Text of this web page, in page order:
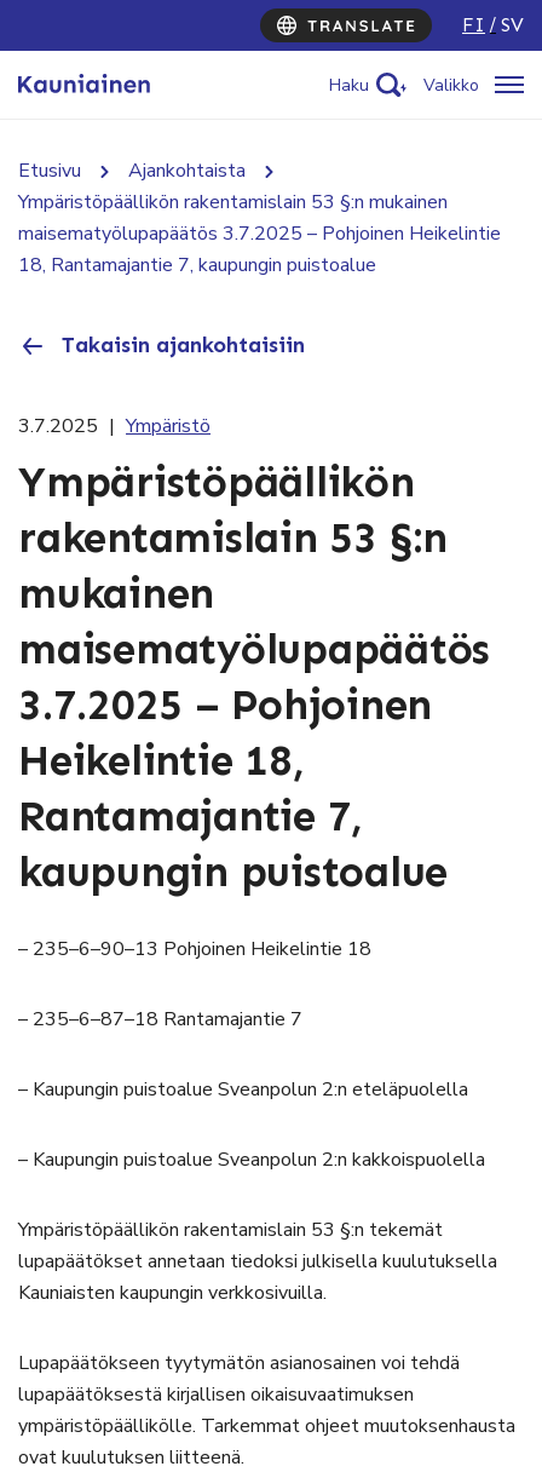
FI SV
Haku Valikko
Etusivu
Ajankohtaista
Ympäristöpäällikön rakentamislain 53 §:n mukainen
maisematyölupapäätös 3.7.2025 – Pohjoinen Heikelintie
18, Rantamajantie 7, kaupungin puistoalue
Takaisin ajankohtaisiin
3.7.2025 | Ympäristö
Ympäristöpäällikön
rakentamislain 53 §:n
mukainen
maisematyölupapäätös
3.7.2025 – Pohjoinen
Heikelintie 18,
Rantamajantie 7,
kaupungin puistoalue
– 235–6–90–13 Pohjoinen Heikelintie 18
– 235–6–87–18 Rantamajantie 7
– Kaupungin puistoalue Sveanpolun 2:n eteläpuolella
– Kaupungin puistoalue Sveanpolun 2:n kakkoispuolella
Ympäristöpäällikön rakentamislain 53 §:n tekemät
lupapäätökset annetaan tiedoksi julkisella kuulutuksella
Kauniaisten kaupungin verkkosivuilla.
Lupapäätökseen tyytymätön asianosainen voi tehdä
lupapäätöksestä kirjallisen oikaisuvaatimuksen
ympäristöpäällikölle. Tarkemmat ohjeet muutoksenhausta
ovat kuulutuksen liitteenä.